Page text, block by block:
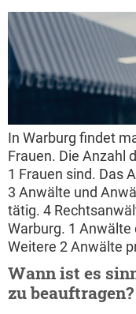
In Warburg findet
Frauen. Die Anzahl
1 Frauen sind. Das
3 Anwälte und
tätig. 4
Warburg. 1
Weitere 2 Anwälte
Wann ist es
zu beauftragen?